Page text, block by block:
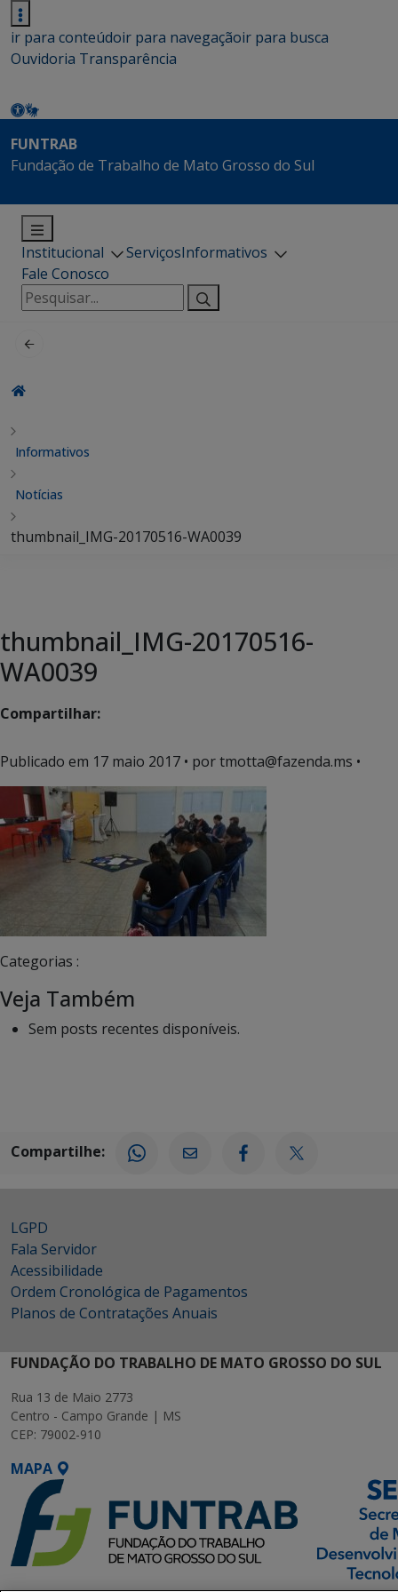
ir para conteúdoir para navegaçãoir para busca
Ouvidoria Transparência
FUNTRAB
Fundação de Trabalho de Mato Grosso do Sul
Institucional ServiçosInformativos
Fale Conosco
Pesquisar
por:
Informativos
Notícias
thumbnail_IMG-20170516-WA0039
thumbnail_IMG-20170516-
WA0039
Compartilhar:
Publicado em 17 maio 2017 • por tmotta@fazenda.ms •
Categorias :
Veja Também
Sem posts recentes disponíveis.
Compartilhe:
LGPD
Fala Servidor
Acessibilidade
Ordem Cronológica de Pagamentos
Planos de Contratações Anuais
FUNDAÇÃO DO TRABALHO DE MATO GROSSO DO SUL
Rua 13 de Maio 2773
Centro - Campo Grande | MS
CEP: 79002-910
MAPA